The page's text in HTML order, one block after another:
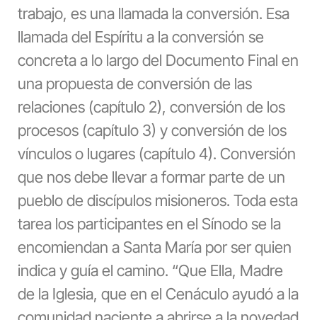
trabajo, es una llamada la conversión. Esa
llamada del Espíritu a la conversión se
concreta a lo largo del Documento Final en
una propuesta de conversión de las
relaciones (capítulo 2), conversión de los
procesos (capítulo 3) y conversión de los
vínculos o lugares (capítulo 4). Conversión
que nos debe llevar a formar parte de un
pueblo de discípulos misioneros. Toda esta
tarea los participantes en el Sínodo se la
encomiendan a Santa María por ser quien
indica y guía el camino. “Que Ella, Madre
de la Iglesia, que en el Cenáculo ayudó a la